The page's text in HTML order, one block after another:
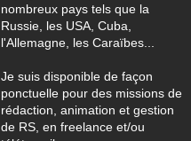
nombreux pays tels que la
Russie, les USA, Cuba,
l'Allemagne, les Caraïbes...
Je suis disponible de façon
ponctuelle pour des missions de
rédaction, animation et gestion
de RS, en freelance et/ou